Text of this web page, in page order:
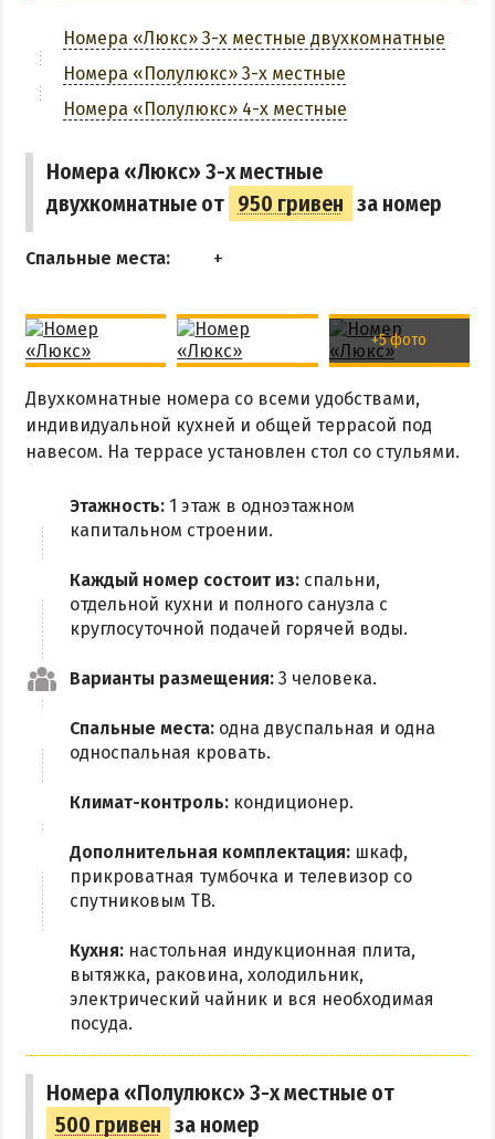
Отдых в бархатный сезон
Номера «Люкс» 3-х местные двухкомнатные
Номера «Полулюкс» 3-х местные
Номера «Полулюкс» 4-х местные
Номера «Люкс» 3-х местные
двухкомнатные от 950 гривен за номер
Спальные места:
+5 фото
Двухкомнатные номера со всеми удобствами,
индивидуальной кухней и общей террасой под
навесом. На террасе установлен стол со стульями.
Этажность: 1 этаж в одноэтажном
капитальном строении.
Каждый номер состоит из: спальни,
отдельной кухни и полного санузла с
круглосуточной подачей горячей воды.
Варианты размещения: 3 человека.
Спальные места: одна двуспальная и одна
односпальная кровать.
Климат-контроль: кондиционер.
Дополнительная комплектация: шкаф,
прикроватная тумбочка и телевизор со
спутниковым ТВ.
Кухня: настольная индукционная плита,
вытяжка, раковина, холодильник,
электрический чайник и вся необходимая
посуда.
Номера «Полулюкс» 3-х местные от
500 гривен за номер